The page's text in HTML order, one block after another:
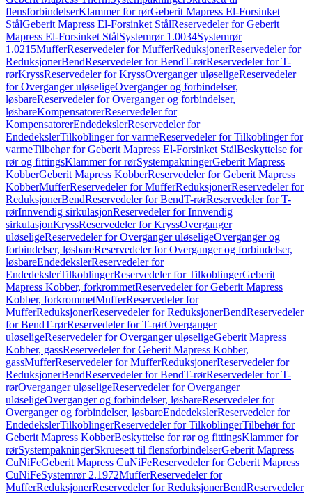
flensforbindelserKlammer for rørGeberit Mapress El-Forsinket
StålGeberit Mapress El-Forsinket StålReservedeler for Geberit
Mapress El-Forsinket StålSystemrør 1.0034Systemrør
1.0215MufferReservedeler for MufferReduksjonerReservedeler for
ReduksjonerBendReservedeler for BendT-rørReservedeler for T-
rørKryssReservedeler for KryssOverganger uløseligeReservedeler
for Overganger uløseligeOverganger og forbindelser,
løsbareReservedeler for Overganger og forbindelser,
løsbareKompensatorerReservedeler for
KompensatorerEndedekslerReservedeler for
EndedekslerTilkoblinger for varmeReservedeler for Tilkoblinger for
varmeTilbehør for Geberit Mapress El-Forsinket StålBeskyttelse for
rør og fittingsKlammer for rørSystempakningerGeberit Mapress
KobberGeberit Mapress KobberReservedeler for Geberit Mapress
KobberMufferReservedeler for MufferReduksjonerReservedeler for
ReduksjonerBendReservedeler for BendT-rørReservedeler for T-
rørInnvendig sirkulasjonReservedeler for Innvendig
sirkulasjonKryssReservedeler for KryssOverganger
uløseligeReservedeler for Overganger uløseligeOverganger og
forbindelser, løsbareReservedeler for Overganger og forbindelser,
løsbareEndedekslerReservedeler for
EndedekslerTilkoblingerReservedeler for TilkoblingerGeberit
Mapress Kobber, forkrommetReservedeler for Geberit Mapress
Kobber, forkrommetMufferReservedeler for
MufferReduksjonerReservedeler for ReduksjonerBendReservedeler
for BendT-rørReservedeler for T-rørOverganger
uløseligeReservedeler for Overganger uløseligeGeberit Mapress
Kobber, gassReservedeler for Geberit Mapress Kobber,
gassMufferReservedeler for MufferReduksjonerReservedeler for
ReduksjonerBendReservedeler for BendT-rørReservedeler for T-
rørOverganger uløseligeReservedeler for Overganger
uløseligeOverganger og forbindelser, løsbareReservedeler for
Overganger og forbindelser, løsbareEndedekslerReservedeler for
EndedekslerTilkoblingerReservedeler for TilkoblingerTilbehør for
Geberit Mapress KobberBeskyttelse for rør og fittingsKlammer for
rørSystempakningerSkruesett til flensforbindelserGeberit Mapress
CuNiFeGeberit Mapress CuNiFeReservedeler for Geberit Mapress
CuNiFeSystemrør 2.1972MufferReservedeler for
MufferReduksjonerReservedeler for ReduksjonerBendReservedeler